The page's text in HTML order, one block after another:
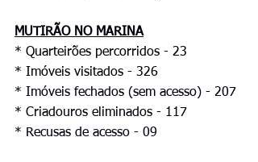
MUTIRÃO NO MARINA
* Quarteirões percorridos - 23
* Imóveis visitados - 326
* Imóveis fechados (sem acesso) - 207
* Criadouros eliminados - 117
* Recusas de acesso - 09